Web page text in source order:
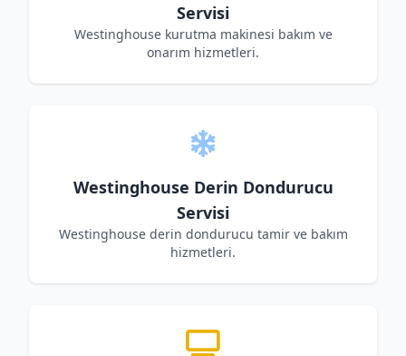
Servisi
Westinghouse kurutma makinesi bakım ve
onarım hizmetleri.
Westinghouse Derin Dondurucu
Servisi
Westinghouse derin dondurucu tamir ve bakım
hizmetleri.